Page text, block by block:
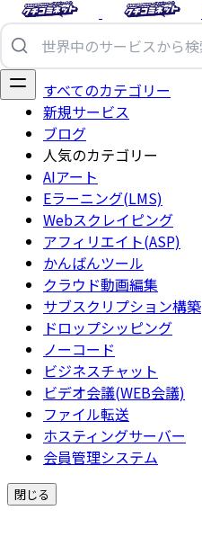
すべてのカテゴリー
新規サービス
ブログ
人気のカテゴリー
AIアート
Eラーニング(LMS)
Webスクレイピング
アフィリエイト(ASP)
かんばんツール
クラウド動画編集
サブスクリプション構築
ドロップシッピング
ノーコード
ビジネスチャット
ビデオ会議(WEB会議)
ファイル転送
ホスティングサーバー
会員管理システム
閉じる